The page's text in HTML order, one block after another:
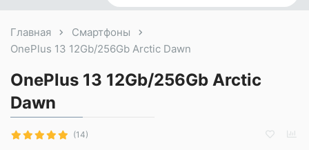
Главная
Смартфоны
OnePlus 13 12Gb/256Gb Arctic Dawn
OnePlus 13 12Gb/256Gb Arctic
Dawn
(14)